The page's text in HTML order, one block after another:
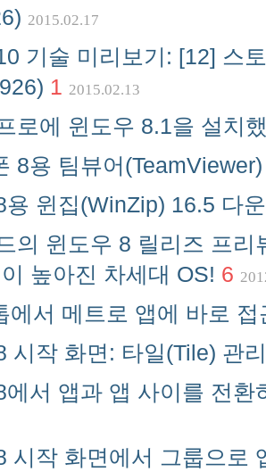
2015.02.17
기술 미리보기: [12] 스
1 2015.02.13
로에 윈도우 8.1을 설치
8용 팀뷰어
용 윈집(WinZip) 16.5 다
의 윈도우 8 릴리즈 프리
높아진 차세대 OS! 6
에서 메트로 앱에 바로
시작 화면: 타일(Tile) 관
에서 앱과 앱 사이를 전환
시작 화면에서 그룹으로